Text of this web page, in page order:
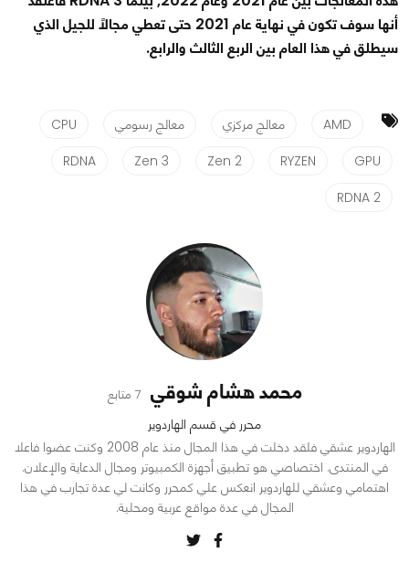
أنها سوف تكون في نهاية عام 2021 حتى تعطي مجالاً للجيل الذي
سيطلق في هذا العام بين الربع الثالث والرابع.
AMD معالج مركزي معالج رسومي
CPU
GPU
RYZEN
Zen 2
Zen 3
RDNA
RDNA 2
محمد هشام شوقي 7 متابع
محرر في قسم الهاردوير
الهاردوير عشقي فلقد دخلت في هذا المجال منذ عام 2008 وكنت عضوا فاعلا
في المنتدى. اختصاصي هو تطبيق أجهزة الكمبيوتر ومجال الدعاية والإعلان.
اهتمامي وعشقي للهاردوير انعكس علي كمحرر وكانت لي عدة تجارب في هذا
المجال في عدة مواقع عربية ومحلية.